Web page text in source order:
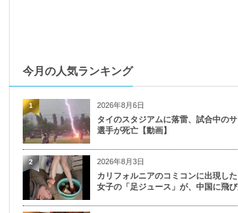
今月の人気ランキング
2026年8月6日
タイのスタジアムに落雷、試合中の
選手が死亡【動画】
1
2026年8月3日
カリフォルニアのコミコンに出現し
女子の「足ジュース」が、中国に飛
2